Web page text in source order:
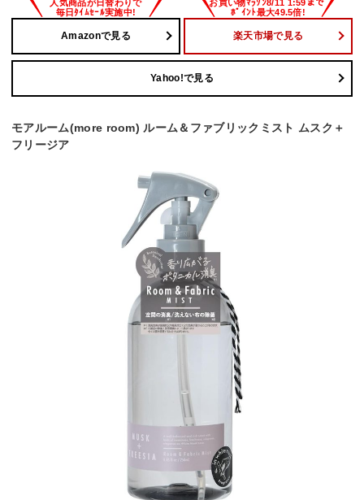
Amazonで見る 楽天市場で見る
Yahoo!で見る
モアルーム(more room) ルーム＆ファブリックミスト ムスク＋
フリージア